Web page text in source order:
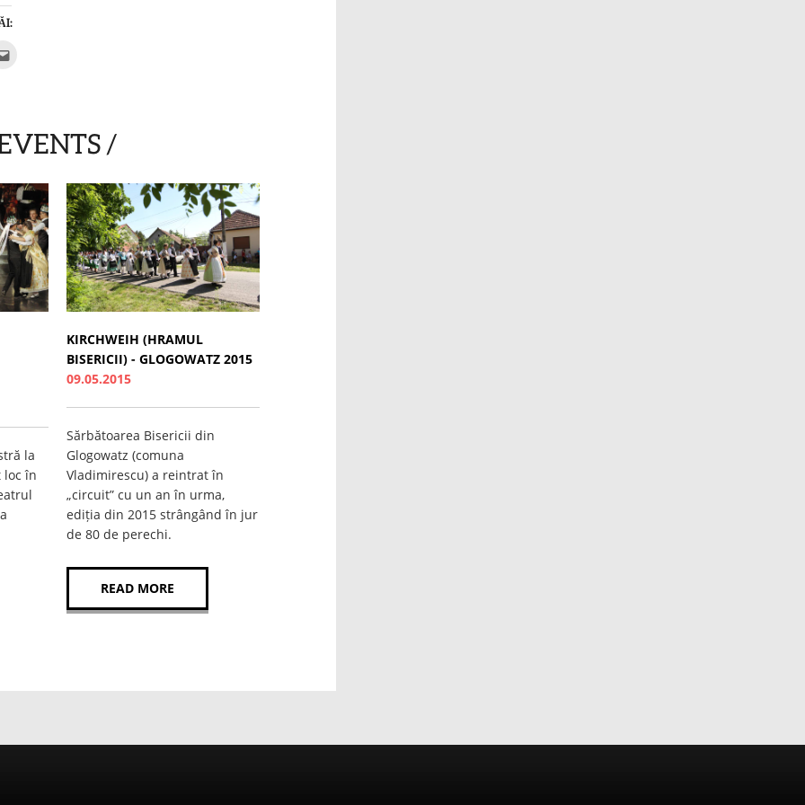
in
new /
la
loc în
KIRCHWEIH (HRAMUL
BISERICII) - GLOGOWATZ 2015
09.05.2015
Sărbătoarea Bisericii din
Glogowatz (comuna
Vladimirescu) a reintrat în
„circuit” cu un an în urma,
ediția din 2015 strângând în jur
de 80 de perechi.
READ MORE